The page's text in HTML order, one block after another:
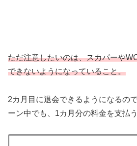
ただ注意したいのは、スカパーや
できないようになっていること。
2カ月目に退会できるようになるの
ーン中でも、1カ月分の料金を支払